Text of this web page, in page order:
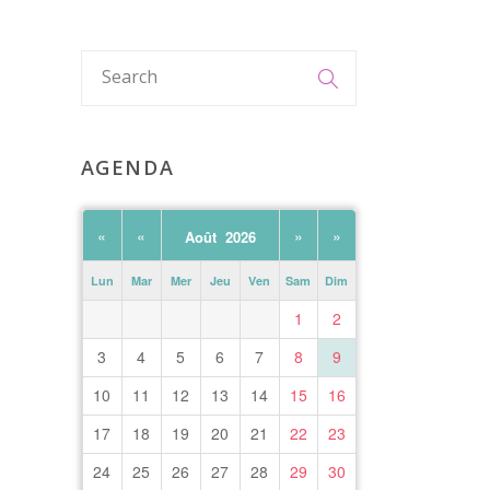
AGENDA
« « Août 2026 » »
Lun Mar Mer Jeu Ven Sam Dim
1
2
3
4 5 6 7 8
9
10
11 12 13 14 15
16
17
18 19 20 21 22
23
24
25 26 27 28 29
30